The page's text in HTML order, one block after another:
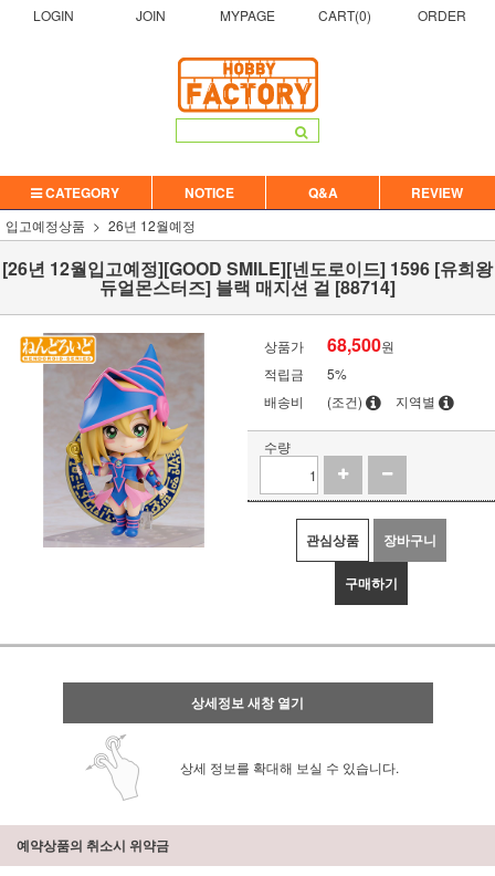
LOGIN JOIN MYPAGE CART(0) ORDER
CATEGORY NOTICE Q&A REVIEW
입고예정상품 26년 12월예정
[26년 12월입고예정][GOOD SMILE][넨도로이드] 1596 [유희왕
듀얼몬스터즈] 블랙 매지션 걸 [88714]
상품가 68,500원
적립금
5%
배송비
(조건) 지역별
수량
관심상품 장바구니
구매하기
상세정보 새창 열기
상세 정보를 확대해 보실 수 있습니다.
예약상품의 취소시 위약금